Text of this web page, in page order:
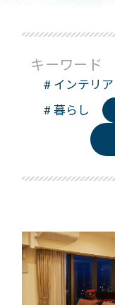
キーワード
# インテリア
# 暮らし